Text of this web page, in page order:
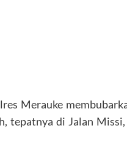
Merauke
tepatnya di Jalan